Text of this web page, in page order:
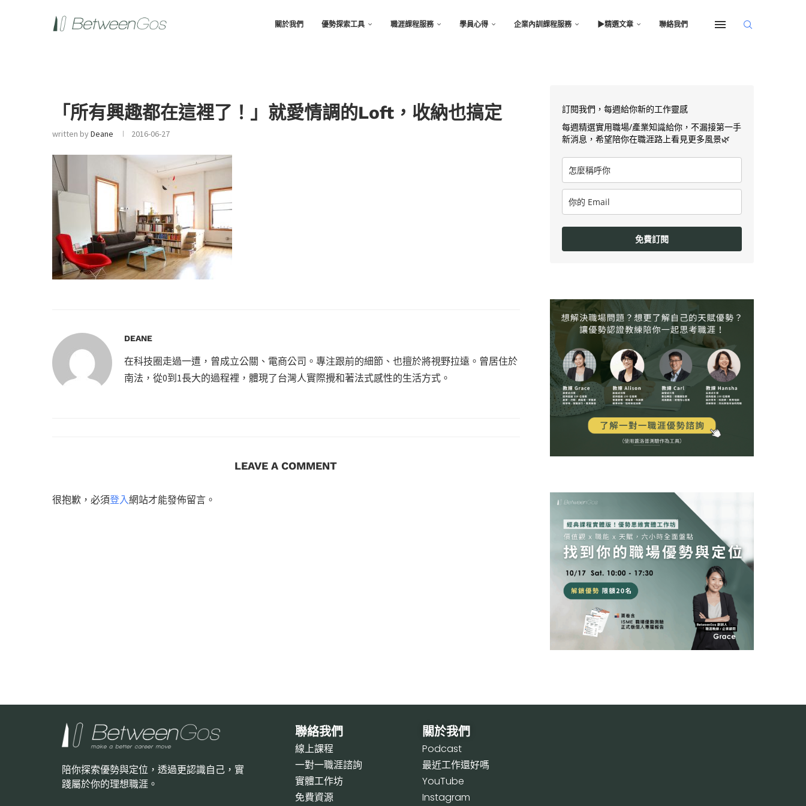
關於我們 優勢探索工具 職涯課程服務 學員心得 企業內訓課程服務 ▶︎精選文章 聯絡我們
「所有興趣都在這裡了！」就愛情調的Loft，收納也搞定
written byDeane 2016-06-27
DEANE
在科技圈走過一遭，曾成立公關、電商公司。專注跟前的細節、也擅於將視野拉遠。曾居住於
南法，從0到1長大的過程裡，體現了台灣人實際攪和著法式感性的生活方式。
LEAVE A COMMENT
很抱歉，必須登入網站才能發佈留言。
訂閱我們，每週給你新的工作靈感
每週精選實用職場/產業知識給你，不漏接第一手
新消息，希望陪你在職涯路上看見更多風景🌿
免費訂閱
陪你探索優勢與定位，透過更認識自己，實
踐屬於你的理想職涯。
聯絡我們
線上課程
一對一職涯諮詢
實體工作坊
免費資源
關於我們
Podcast
最近工作還好嗎
YouTube
Instagram